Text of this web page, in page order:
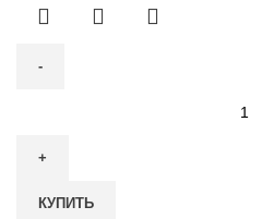
Септик
ЭКОКУПИТЬ